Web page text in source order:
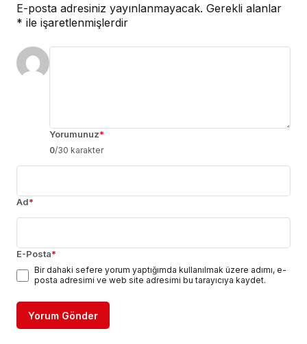
E-posta adresiniz yayınlanmayacak. Gerekli alanlar
* ile işaretlenmişlerdir
Yorumunuz*
0/30 karakter
Ad*
E-Posta*
Bir dahaki sefere yorum yaptığımda kullanılmak üzere adımı, e-
posta adresimi ve web site adresimi bu tarayıcıya kaydet.
Yorum Gönder